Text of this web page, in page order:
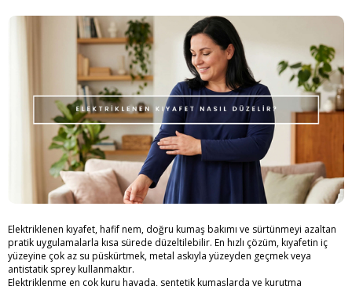
Elektriklenen kıyafet, hafif nem, doğru kumaş bakımı ve sürtünmeyi azaltan
pratik uygulamalarla kısa sürede düzeltilebilir. En hızlı çözüm, kıyafetin iç
yüzeyine çok az su püskürtmek, metal askıyla yüzeyden geçmek veya
antistatik sprey kullanmaktır.
Elektriklenme en çok kuru havada, sentetik kumaşlarda ve kurutma